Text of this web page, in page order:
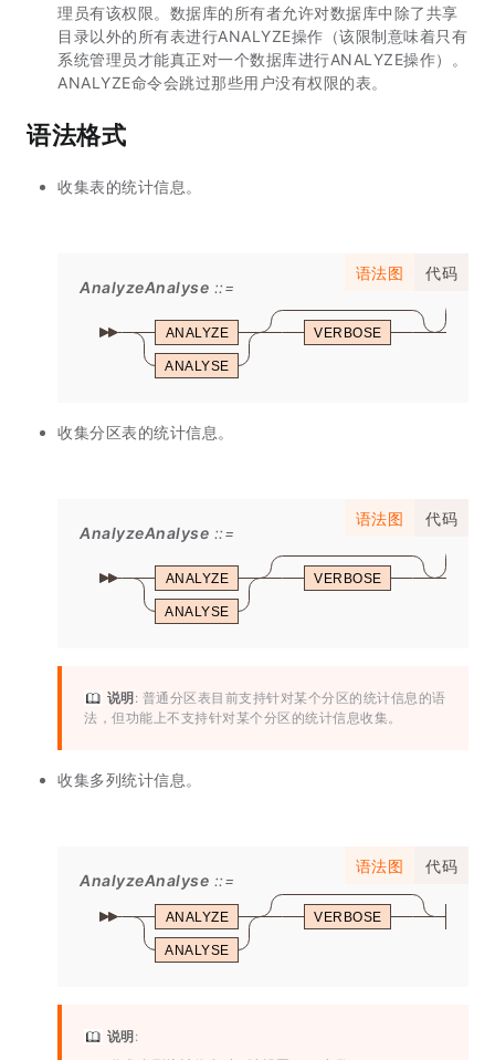
理员有该权限。数据库的所有者允许对数据库中除了共享
目录以外的所有表进行ANALYZE操作（该限制意味着只有
系统管理员才能真正对一个数据库进行ANALYZE操作）。
ANALYZE命令会跳过那些用户没有权限的表。
语法格式
收集表的统计信息。
语法图 代码
AnalyzeAnalyse
ANALYZE
ANALYSE
VERBOSE
收集分区表的统计信息。
语法图 代码
AnalyzeAnalyse
ANALYZE
ANALYSE
VERBOSE
说明: 普通分区表目前支持针对某个分区的统计信息的语
法，但功能上不支持针对某个分区的统计信息收集。
收集多列统计信息。
语法图 代码
AnalyzeAnalyse
ANALYZE
ANALYSE
VERBOSE
说明: